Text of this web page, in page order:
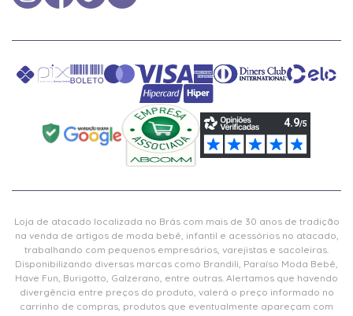
Loja de atacado localizada no Brás com mais de 30 anos de tradição
na venda de artigos de moda bebê, infantil e acessórios no atacado,
trabalhando com pequenos empresários, varejistas e sacoleiras.
Disponibilizando diversas marcas como Brandili, Paraíso Moda Bebê,
Have Fun, Burigotto, Galzerano, entre outras. Alertamos que havendo
divergência entre preços do produto, valerá o preço informado no
carrinho de compras, produtos que eventualmente apareçam com